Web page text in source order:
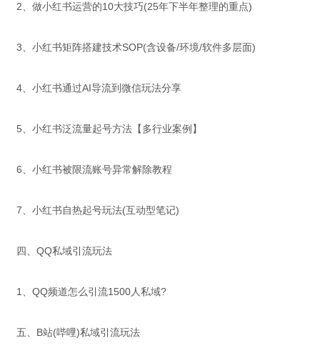
2、做小红书运营的10大技巧(25年下半年整理的重点)
3、小红书矩阵搭建技术SOP(含设备/环境/软件多层面)
4、小红书通过AI导流到微信玩法分享
5、小红书泛流量起号方法【多行业案例】
6、小红书被限流账号异常解除教程
7、小红书自热起号玩法(互动型笔记)
四、QQ私域引流玩法
1、QQ频道怎么引流1500人私域?
五、B站(哔哩)私域引流玩法